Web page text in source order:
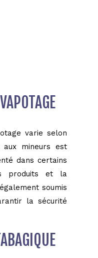
varie selon
mineurs est
dans certains
produits et la
soumis
la sécurité